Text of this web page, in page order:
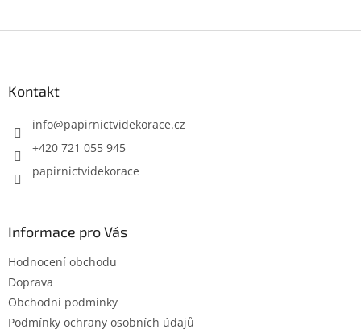
Kontakt
info@papirnictvidekorace.cz
+420 721 055 945
papirnictvidekorace
Informace pro Vás
Hodnocení obchodu
Doprava
Obchodní podmínky
Podmínky ochrany osobních údajů